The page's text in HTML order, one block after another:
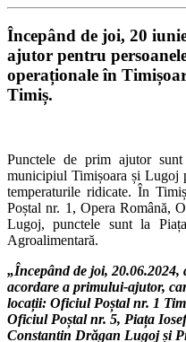
Începând de joi, 20
ajutor pentru
operaționale în
Timiș.
Punctele de prim ajutor
municipiul Timișoara și Lugoj
temperaturile ridicate. În
Poștal nr. 1, Opera Română,
Lugoj, punctele sunt la
Agroalimentară.
„Începând de joi, 20.06.2024,
acordare a primului-ajutor,
locații: Oficiul Poștal nr. 1
Oficiul Poștal nr. 5, Piața
Constantin Drăgan Lugoj și